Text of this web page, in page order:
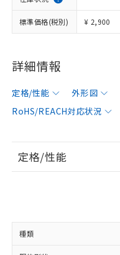
標準価格(税別) ¥ 2,900
詳細情報
定格/性能 外形図
RoHS/REACH対応状況
定格/性能
種類